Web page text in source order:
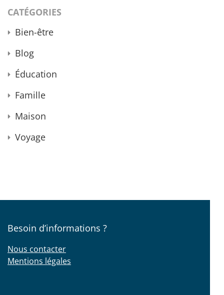
CATÉGORIES
Bien-être
Blog
Éducation
Famille
Maison
Voyage
Besoin d’informations ?
Nous contacter
Mentions légales